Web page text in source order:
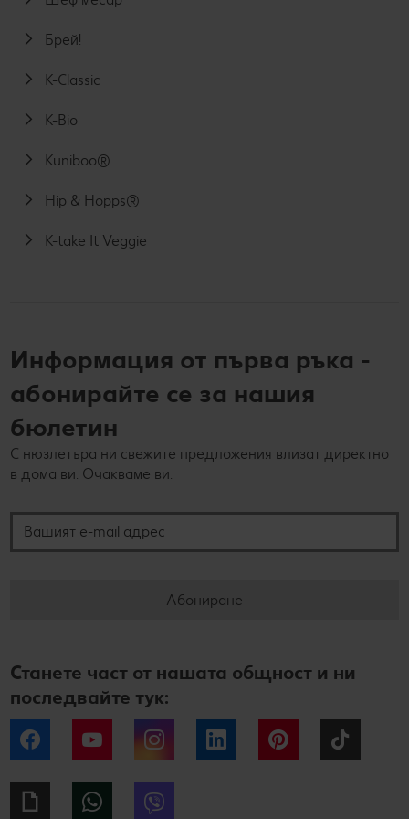
Брей!
K-Classic
K-Bio
Kuniboo®
Hip & Hopps®
K-take It Veggie
Информация от първа ръка -
абонирайте се за нашия
бюлетин
С нюзлетъра ни свежите предложения влизат директно
в дома ви. Очакваме ви.
Абониране
Станете част от нашата общност и ни
последвайте тук:
Facebook YouTube Instagram LinkedIn Pinterest
Giphy WhatsApp